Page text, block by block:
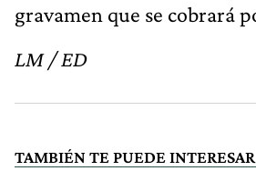
gravamen que se cobrará
LM / ED
TAMBIÉN TE PUEDE INTERESAR